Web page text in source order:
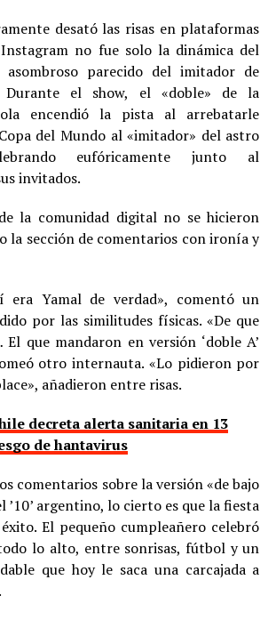
desató las risas en plataformas
no fue solo la dinámica del
parecido del imitador de
Durante el show, el «doble» de la
encendió la pista al arrebatarle
del Mundo al «imitador» del astro
eufóricamente junto al
invitados.
la comunidad digital no se hicieron
la sección de comentarios con ironía y
era Yamal de verdad», comentó un
por las similitudes físicas. «De que
que mandaron en versión ‘doble A’
otro internauta. «Lo pidieron por
añadieron entre risas.
decreta alerta sanitaria en 13
de hantavirus
comentarios sobre la versión «de bajo
’10’ argentino, lo cierto es que la fiesta
El pequeño cumpleañero celebró
lo alto, entre sonrisas, fútbol y un
que hoy le saca una carcajada a